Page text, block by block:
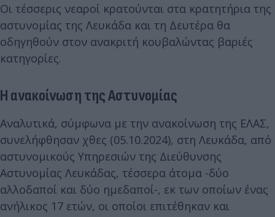
Οι τέσσερις νεαροί κρατούνται στα κρατητήρια της
αστυνομίας της Λευκάδα και τη Δευτέρα θα
οδηγηθούν στον ανακριτή κουβαλώντας βαριές
κατηγορίες.
Η ανακοίνωση της Αστυνομίας
Αναλυτικά, σύμφωνα με την ανακοίνωση της ΕΛΑΣ,
συνελήφθησαν χθες (05.10.2024), στη Λευκάδα, από
αστυνομικούς Υπηρεσιών της Διεύθυνσης
Αστυνομίας Λευκάδας, τέσσερα άτομα -δύο
αλλοδαποί και δύο ημεδαποί-, εκ των οποίων ένας
ανήλικος 17 ετών, οι οποίοι επιτέθηκαν και